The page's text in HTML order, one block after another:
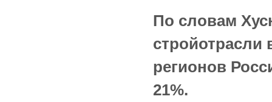
По словам
стройотрасли
регионов
21%.